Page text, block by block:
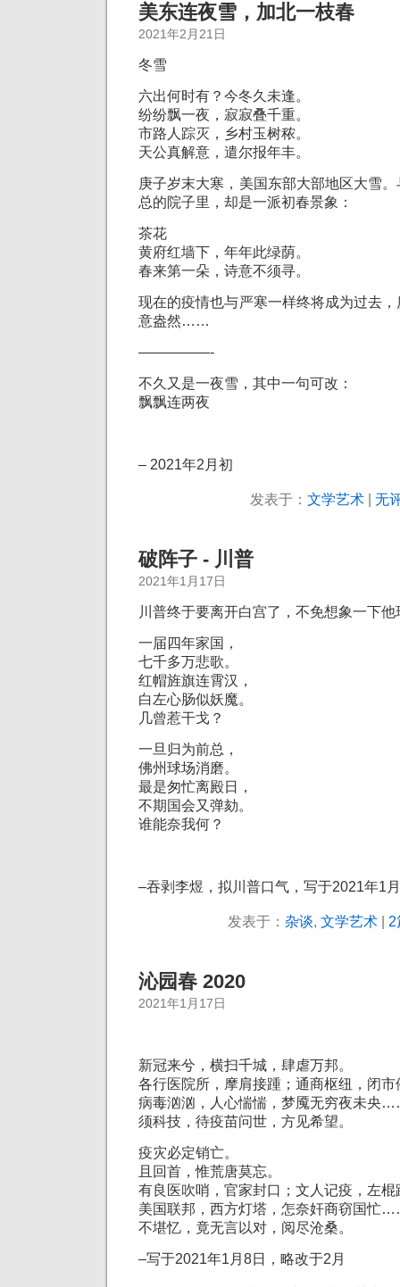
美东连夜雪，加北一枝春
2021年2月21日
冬雪
六出何时有？今冬久未逢。
纷纷飘一夜，寂寂叠千重。
市路人踪灭，乡村玉树秾。
天公真解意，遣尔报年丰。
庚子岁末大寒，美国东部大部地区大雪
总的院子里，却是一派初春景象：
茶花
黄府红墙下，年年此绿荫。
春来第一朵，诗意不须寻。
现在的疫情也与严寒一样终将成为过去
意盎然……
—————-
不久又是一夜雪，其中一句可改：
飘飘连两夜
– 2021年2月初
发表于： 文学艺术| 无
破阵子 - 川普
2021年1月17日
川普终于要离开白宫了，不免想象一下
一届四年家国，
七千多万悲歌。
红帽旌旗连霄汉，
白左心肠似妖魔。
几曾惹干戈？
一旦归为前总，
佛州球场消磨。
最是匆忙离殿日，
不期国会又弹劾。
谁能奈我何？
–吞剥李煜，拟川普口气，写于2021年1
发表于： 杂谈, 文学艺术 2
沁园春 2020
2021年1月17日
新冠来兮，横扫千城，肆虐万邦。
各行医院所，摩肩接踵；通商枢纽，闭市
病毒汹汹，人心惴惴，梦魇无穷夜未央
须科技，待疫苗问世，方见希望。
疫灾必定销亡。
且回首，惟荒唐莫忘。
有良医吹哨，官家封口；文人记疫，左棍
美国联邦，西方灯塔，怎奈奸商窃国忙
不堪忆，竟无言以对，阅尽沧桑。
–写于2021年1月8日，略改于2月